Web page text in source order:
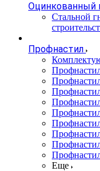
Оцинкованный
Стальной
Профнастил
Еще